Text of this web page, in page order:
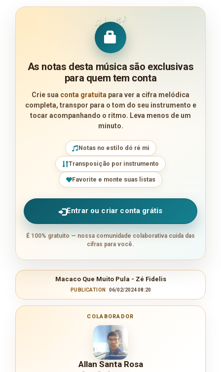
♫♩♯♪
As notas desta música são exclusivas
para quem tem conta
Crie sua conta gratuita para ver a cifra melódica
completa, transpor para o tom do seu instrumento e
tocar acompanhando o ritmo. Leva menos de um
minuto.
Notas no estilo dó ré mi
Transposição por instrumento
Favorite e monte suas listas
Entrar ou criar conta grátis
É 100% gratuito — nossa comunidade colaborativa cuida das
cifras para você.
Macaco Que Muito Pula - Zé Fidelis
PUBLICATION 06/02/2024 08:20
COLABORADOR
Allan Santa Rosa